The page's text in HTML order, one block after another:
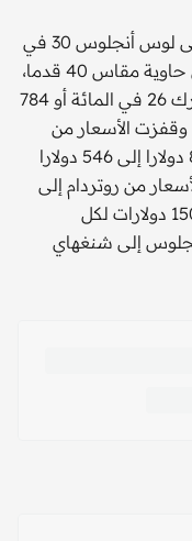
وبالمثل، ارتفعت الأسعار من شنغهاي إلى لوس أنجلوس 30 في
المائة أو 626 دولارا إلى 2726 دولارا لكل حاوية مقاس 40 قدما،
وارتفعت الأسعار من شنغهاي إلى نيويورك 26 في المائة أو 784
لكل حاوية. وقفزت الأسعار من
روتردام إلى شنغهاي 17 في المائة أو 80 دولارا إلى 546 دولارا
من روتردام إلى
نيويورك 2 في المائة أو 23 دولارا إلى 1503 دولارات لكل
إلى شنغهاي